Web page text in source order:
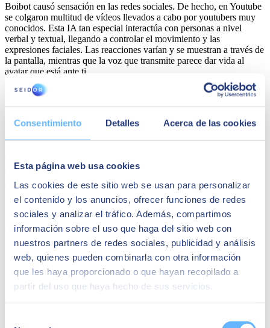
Consentimiento Detalles Acerca de las cookies
Esta página web usa cookies
Las cookies de este sitio web se usan para personalizar
el contenido y los anuncios, ofrecer funciones de redes
sociales y analizar el tráfico. Además, compartimos
información sobre el uso que haga del sitio web con
nuestros partners de redes sociales, publicidad y análisis
web, quienes pueden combinarla con otra información
que les haya proporcionado o que hayan recopilado a
partir del uso que haya hecho de sus servicios.
Boibot causó sensación en las redes sociales. De hecho, en Youtube
se colgaron multitud de vídeos llevados a cabo por youtubers muy
conocidos. Esta IA tan especial interactúa con personas a nivel
verbal y textual, llegando a controlar el movimiento y las
expresiones faciales. Las reacciones varían y se muestran a través de
la pantalla, mientras que la voz que transmite parece dar vida al
avatar que está ante ti.
Eviebot
Se llama Evie y, tal y como sucede con Boibot, es una IA que
tiene que contestarte, recoge la información de su amplia base de
colgaron vídeos de sus conversaciones con este bot con identidad
propia. La información que maneja está sincronizada con sus labios
y sus gestos, dando lugar a un personaje artificial bastante logrado.
Kuki
Kuki, anteriormente conocido como Mitsuku, es un chatbot de
última generación que puede hacer las funciones de una «amiga
virtual» capaz de conversar con el usuario.
Creada por el ingeniero inglés Steve Worswick, ganó el prestigioso
galardón se otorga al chatbot que cuenta con las características más